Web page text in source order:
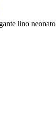
lino neonato